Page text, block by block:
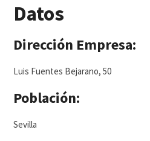
Datos
Dirección Empresa:
Luis Fuentes Bejarano, 50
Población:
Sevilla